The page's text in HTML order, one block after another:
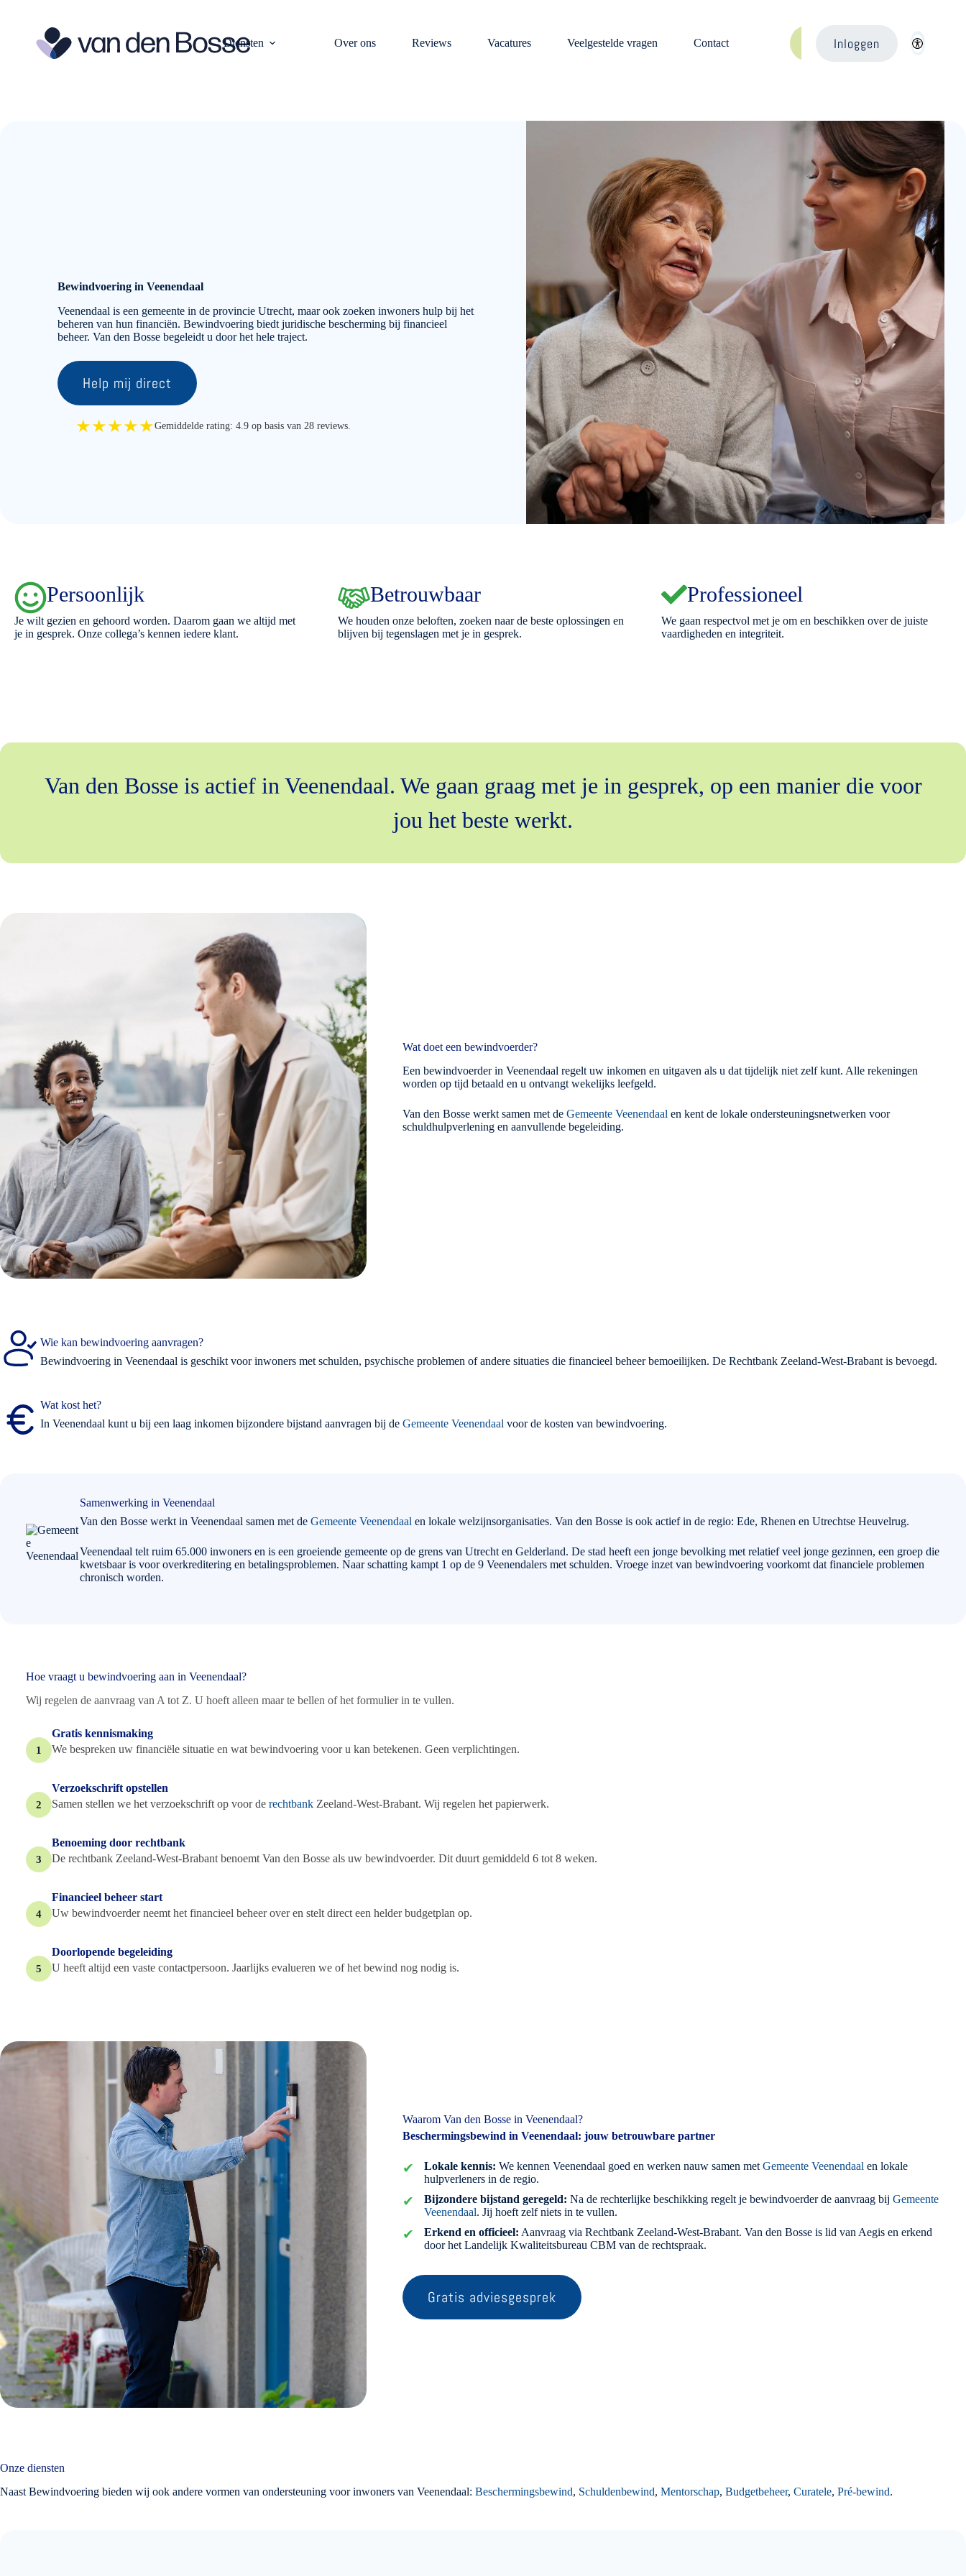
Diensten Over ons Reviews Vacatures Veelgestelde vragen Contact Aanmelden
Inloggen
Bewindvoering in Veenendaal
Veenendaal is een gemeente in de provincie Utrecht, maar ook zoeken inwoners hulp bij het
beheren van hun financiën. Bewindvoering biedt juridische bescherming bij financieel
beheer. Van den Bosse begeleidt u door het hele traject.
Help mij direct
★★★★★Gemiddelde rating: 4.9 op basis van 28 reviews.
Persoonlijk
Je wilt gezien en gehoord worden. Daarom gaan we altijd met
je in gesprek. Onze collega’s kennen iedere klant.
Betrouwbaar
We houden onze beloften, zoeken naar de beste oplossingen en
blijven bij tegenslagen met je in gesprek.
Professioneel
We gaan respectvol met je om en beschikken over de juiste
vaardigheden en integriteit.
Van den Bosse is actief in Veenendaal. We gaan graag met je in gesprek, op een manier die voor
jou het beste werkt.
Wat doet een bewindvoerder?
Een bewindvoerder in Veenendaal regelt uw inkomen en uitgaven als u dat tijdelijk niet zelf kunt. Alle rekeningen
worden op tijd betaald en u ontvangt wekelijks leefgeld.
Van den Bosse werkt samen met de Gemeente Veenendaal en kent de lokale ondersteuningsnetwerken voor
schuldhulpverlening en aanvullende begeleiding.
Wie kan bewindvoering aanvragen?
Bewindvoering in Veenendaal is geschikt voor inwoners met schulden, psychische problemen of andere situaties die financieel beheer bemoeilijken. De Rechtbank Zeeland-West-Brabant is bevoegd.
Wat kost het?
In Veenendaal kunt u bij een laag inkomen bijzondere bijstand aanvragen bij de Gemeente Veenendaal voor de kosten van bewindvoering.
Samenwerking in Veenendaal
Van den Bosse werkt in Veenendaal samen met deGemeente Veenendaal en lokale welzijnsorganisaties. Van den Bosse is ook actief in de regio: Ede, Rhenen en Utrechtse Heuvelrug.
Veenendaal telt ruim 65.000 inwoners en is een groeiende gemeente op de grens van Utrecht en Gelderland. De stad heeft een jonge bevolking met relatief veel jonge gezinnen, een groep die
kwetsbaar is voor overkreditering en betalingsproblemen. Naar schatting kampt 1 op de 9 Veenendalers met schulden. Vroege inzet van bewindvoering voorkomt dat financiele problemen
chronisch worden.
Hoe vraagt u bewindvoering aan in Veenendaal?
Wij regelen de aanvraag van A tot Z. U hoeft alleen maar te bellen of het formulier in te vullen.
1
Gratis kennismaking
We bespreken uw financiële situatie en wat bewindvoering voor u kan betekenen. Geen verplichtingen.
2
Verzoekschrift opstellen
Samen stellen we het verzoekschrift op voor de rechtbank Zeeland-West-Brabant. Wij regelen het papierwerk.
3
Benoeming door rechtbank
De rechtbank Zeeland-West-Brabant benoemt Van den Bosse als uw bewindvoerder. Dit duurt gemiddeld 6 tot 8 weken.
4
Financieel beheer start
Uw bewindvoerder neemt het financieel beheer over en stelt direct een helder budgetplan op.
5
Doorlopende begeleiding
U heeft altijd een vaste contactpersoon. Jaarlijks evalueren we of het bewind nog nodig is.
Waarom Van den Bosse in Veenendaal?
Beschermingsbewind in Veenendaal: jouw betrouwbare partner
Lokale kennis: We kennen Veenendaal goed en werken nauw samen met Gemeente Veenendaal en lokale
hulpverleners in de regio.
Bijzondere bijstand geregeld: Na de rechterlijke beschikking regelt je bewindvoerder de aanvraag bij Gemeente
Veenendaal. Jij hoeft zelf niets in te vullen.
Erkend en officieel: Aanvraag via Rechtbank Zeeland-West-Brabant. Van den Bosse is lid van Aegis en erkend
door het Landelijk Kwaliteitsbureau CBM van de rechtspraak.
Gratis adviesgesprek
Onze diensten
Naast Bewindvoering bieden wij ook andere vormen van ondersteuning voor inwoners van Veenendaal: Beschermingsbewind, Schuldenbewind, Mentorschap, Budgetbeheer, Curatele, Pré-bewind.